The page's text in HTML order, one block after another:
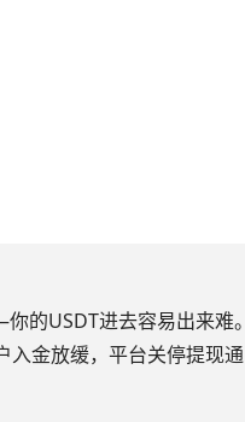
的USDT进去容易出来难。
入金放缓，平台关停提现通